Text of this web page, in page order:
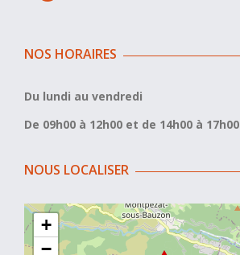
NOS HORAIRES
Du lundi au vendredi
De 09h00 à 12h00 et de 14h00 à 17h00
NOUS LOCALISER
+
−